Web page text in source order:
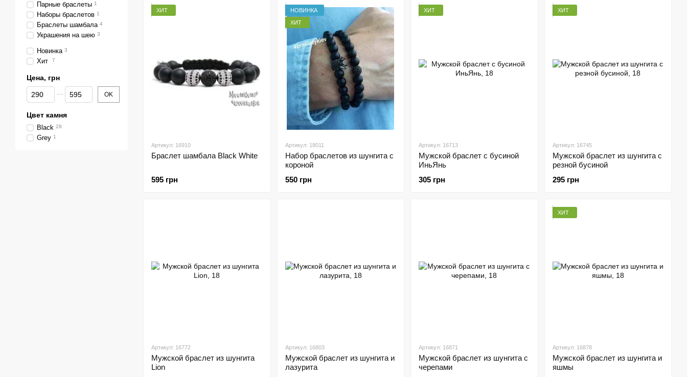
ХИТ
Артикул: 16910
Браслет шамбала Black White
595 грн
НОВИНКА
ХИТ
Артикул: 18011
Набор браслетов из шунгита с
короной
550 грн
ХИТ
Артикул: 16713
Мужской браслет с бусиной
ИньЯнь
305 грн
ХИТ
Артикул: 16745
Мужской браслет из шунгита с
резной бусиной
295 грн
Артикул: 16772
Мужской браслет из шунгита
Lion
Артикул: 16803
Мужской браслет из шунгита и
лазурита
Артикул: 16871
Мужской браслет из шунгита с
черепами
ХИТ
Артикул: 16878
Мужской браслет из шунгита и
яшмы
Парные браслеты 1
Наборы браслетов 1
Браслеты шамбала 4
Украшения на шею 3
Новинка 3
Хит 7
Цена, грн
От Цена, грн
До Цена, грн OK
Цвет камня
Black 28
Grey 1